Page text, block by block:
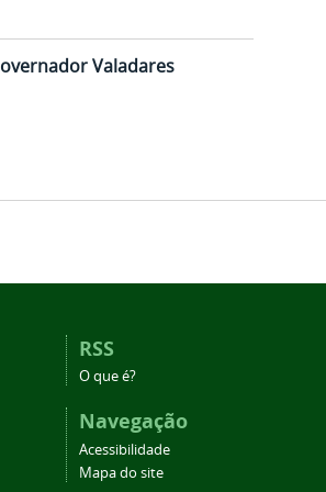
Valadares
RSS
O que é?
Navegação
Acessibilidade
Mapa do site